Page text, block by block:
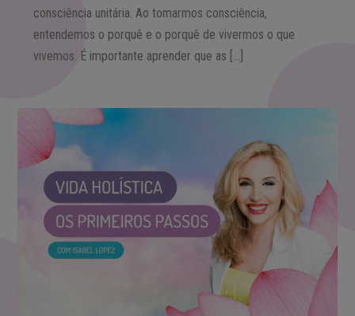
consciência unitária. Ao tomarmos consciência,
entendemos o porquê e o porquê de vivermos o que
vivemos. É importante aprender que as […]